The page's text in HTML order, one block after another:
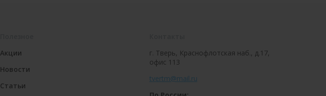
Акции
Новости
Статьи
г. Тверь, Краснофлотская наб., д.17,
офис 113
tvertm@mail.ru